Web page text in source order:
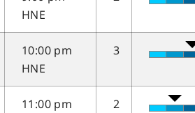
HNE
10:00 pm
HNE
3
11:00 pm
2